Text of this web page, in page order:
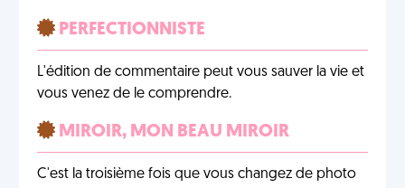
PERFECTIONNISTE
L'édition de commentaire peut vous sauver la vie et
vous venez de le comprendre.
MIROIR, MON BEAU MIROIR
C'est la troisième fois que vous changez de photo